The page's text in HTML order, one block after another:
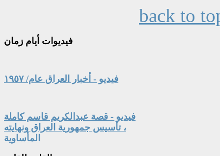
back to
فيديوات أيام زمان
فيديو - أخبار العراق عام/ ١٩٥٧
فيديو - قصة عبدالكريم قاسم كاملة
، تأسيس جمهورية العراق ونهايته
المأساوية